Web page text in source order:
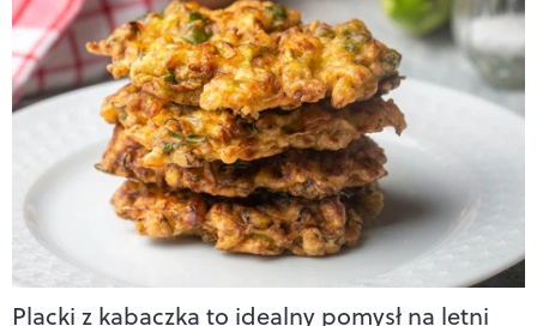
Placki z kabaczka to idealny pomysł na letni